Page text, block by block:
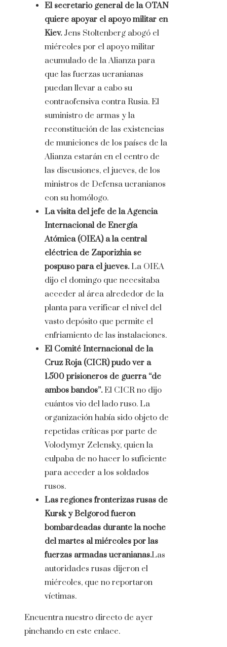
El secretario general de la OTAN
quiere apoyar el apoyo militar en
Kiev. Jens Stoltenberg abogó el
miércoles por el apoyo militar
acumulado de la Alianza para
que las fuerzas ucranianas
puedan llevar a cabo su
contraofensiva contra Rusia. El
suministro de armas y la
reconstitución de las existencias
de municiones de los países de la
Alianza estarán en el centro de
las discusiones, el jueves, de los
ministros de Defensa ucranianos
con su homólogo.
La visita del jefe de la Agencia
Internacional de Energía
Atómica (OIEA) a la central
eléctrica de Zaporizhia se
pospuso para el jueves.La OIEA
dijo el domingo que necesitaba
acceder al área alrededor de la
planta para verificar el nivel del
vasto depósito que permite el
enfriamiento de las instalaciones.
El Comité Internacional de la
Cruz Roja (CICR) pudo ver a
1.500 prisioneros de guerra “de
ambos bandos”. El CICR no dijo
cuántos vio del lado ruso. La
organización había sido objeto de
repetidas críticas por parte de
Volodymyr Zelensky, quien la
culpaba de no hacer lo suficiente
para acceder a los soldados
rusos.
Las regiones fronterizas rusas de
Kursk y Belgorod fueron
bombardeadas durante la noche
del martes al miércoles por las
fuerzas armadas ucranianas.Las
autoridades rusas dijeron el
miércoles, que no reportaron
víctimas.
Encuentra nuestro directo de ayer
pinchando en este enlace.